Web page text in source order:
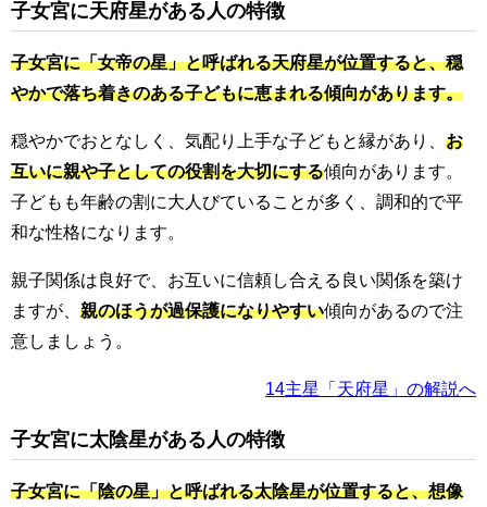
子女宮に天府星がある人の特徴
子女宮に「女帝の星」と呼ばれる天府星が位置すると、穏
やかで落ち着きのある子どもに恵まれる傾向があります。
穏やかでおとなしく、気配り上手な子どもと縁があり、 お
互いに親や子としての役割を大切にする傾向があります。
子どもも年齢の割に大人びていることが多く、調和的で平
和な性格になります。
親子関係は良好で、お互いに信頼し合える良い関係を築け
ますが、 親のほうが過保護になりやすい傾向があるので注
意しましょう。
14主星「天府星」の解説へ
子女宮に太陰星がある人の特徴
子女宮に「陰の星」と呼ばれる太陰星が位置すると、想像